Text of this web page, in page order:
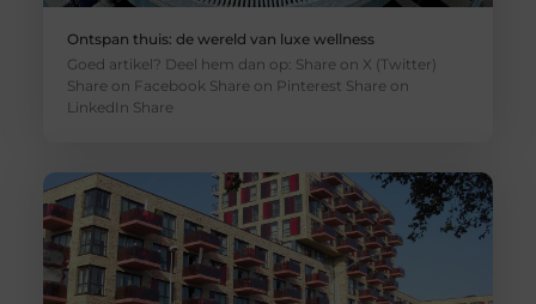
Ontspan thuis: de wereld van luxe wellness
Goed artikel? Deel hem dan op: Share on X (Twitter)
Share on Facebook Share on Pinterest Share on
LinkedIn Share